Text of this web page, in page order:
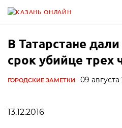
В Татарстане
срок убийце трех
ГОРОДСКИЕ ЗАМЕТКИ 09 августа
13.12.2016